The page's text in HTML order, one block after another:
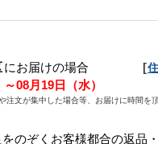
にお届けの場合 [
08月19日（水）
注文が集中した場合等、お届けに時間を
のぞくお客様都合の返品